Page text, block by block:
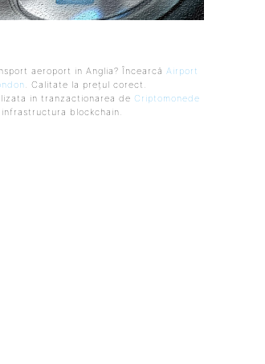
aeroport in Anglia? ÎncearcăAirport
. Calitate la prețul corect.
in tranzactionarea deCriptomonede
infrastructura blockchain.